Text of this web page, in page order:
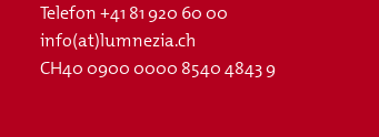
Telefon+41 81 920 60 00
info(at)lumnezia.ch
CH40 0900 0000 8540 4843 9